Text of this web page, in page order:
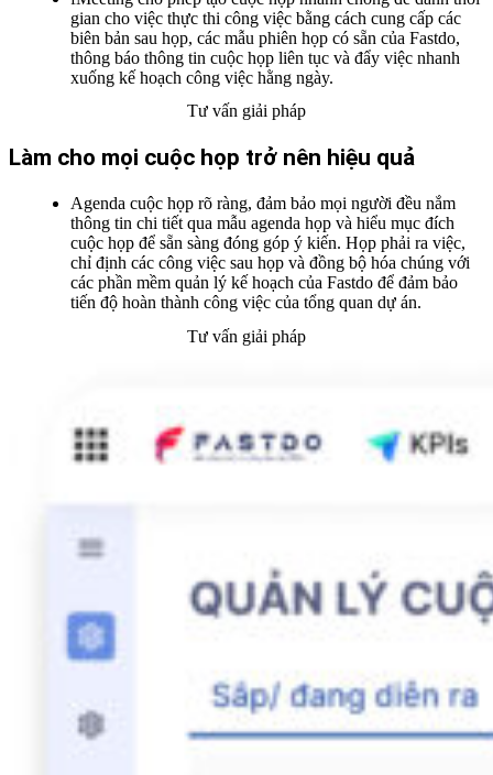
gian cho việc thực thi công việc bằng cách cung cấp các
biên bản sau họp, các mẫu phiên họp có sẵn của Fastdo,
thông báo thông tin cuộc họp liên tục và đẩy việc nhanh
xuống kế hoạch công việc hằng ngày.
Tư vấn giải pháp
Làm cho mọi cuộc họp trở nên hiệu quả
Agenda cuộc họp rõ ràng, đảm bảo mọi người đều nắm
thông tin chi tiết qua mẫu agenda họp và hiểu mục đích
cuộc họp để sẵn sàng đóng góp ý kiến. Họp phải ra việc,
chỉ định các công việc sau họp và đồng bộ hóa chúng với
các phần mềm quản lý kế hoạch của Fastdo để đảm bảo
tiến độ hoàn thành công việc của tổng quan dự án.
Tư vấn giải pháp